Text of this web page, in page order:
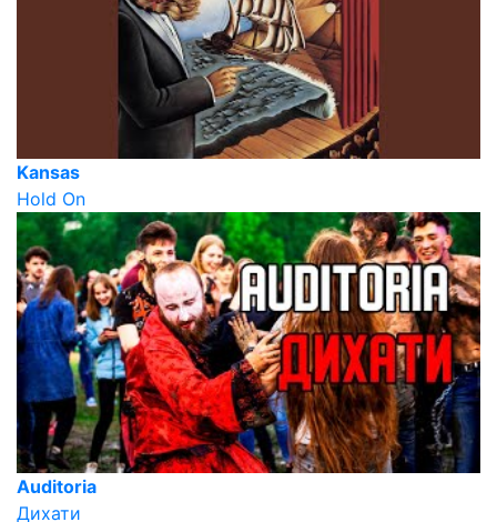
Kansas
Hold On
Auditoria
Дихати